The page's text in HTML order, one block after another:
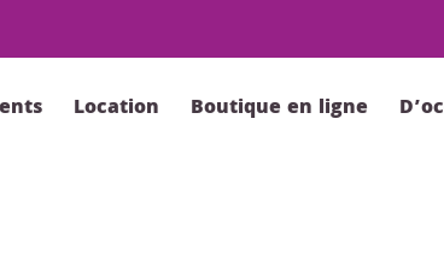
Location Boutique en ligne